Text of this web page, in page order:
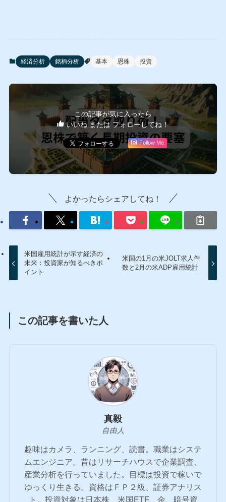
経済分析 銘柄分析 基本 恩株 投資
この記事が気に入ったら
いいね または フォローしてね！
Follow Me
よかったらシェアしてね！
米国雇用統計が示す経済の
未来：投資家が知るべきポ
イント
米国の1月の米JOLT求人件
数と2月の米ADP雇用統計
この記事を書いた人
真毅
自由人
趣味はカメラ、ランニング、読書。職業はシステ
ムエンジニア。昔はリサーチハウスで企業調査、
産業分析を行っていました。目標は投資で稼いで
ゆっくり生きる。資格はＦＰ２級、証券アナリス
ト。投資対象は日本株、米国ETF、金、暗号資